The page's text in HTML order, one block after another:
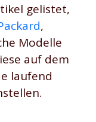
gelistet,
,
Modelle
auf dem
laufend